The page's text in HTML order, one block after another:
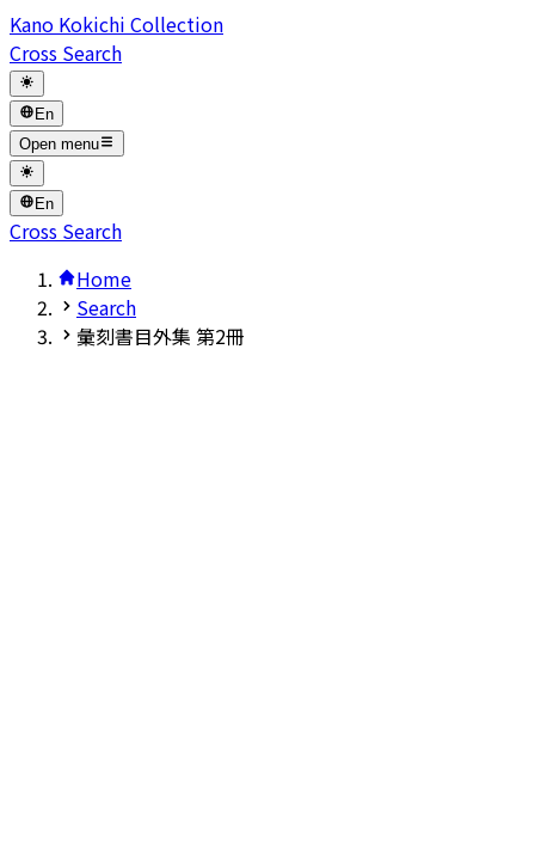
Kano Kokichi Collection
Cross Search
En
Open menu
En
Cross Search
Home
Search
彙刻書目外集 第2冊